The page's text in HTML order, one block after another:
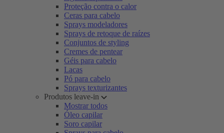
Proteção contra o calor
Ceras para cabelo
Sprays modeladores
Sprays de retoque de raízes
Conjuntos de styling
Cremes de pentear
Géis para cabelo
Lacas
Pó para cabelo
Sprays texturizantes
Produtos leave-in
Mostrar todos
Óleo capilar
Soro capilar